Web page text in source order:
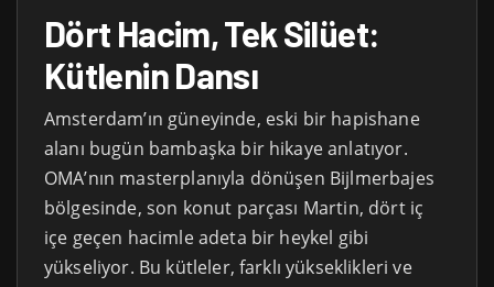
Dört Hacim, Tek Silüet:
Kütlenin Dansı
Amsterdam’ın güneyinde, eski bir hapishane
alanı bugün bambaşka bir hikaye anlatıyor.
OMA’nın masterplanıyla dönüşen Bijlmerbajes
bölgesinde, son konut parçası Martin, dört iç
içe geçen hacimle adeta bir heykel gibi
yükseliyor. Bu kütleler, farklı yükseklikleri ve